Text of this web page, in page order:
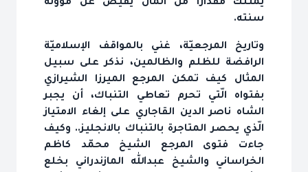
يمتلك مقداراً من المال يفيض عن مؤونة
سنته.
وتاريخ المرجعيّة، غني بالمواقف الإسلاميّة
الرافضة للظلم والظالمين، نذكر على سبيل
المثال كيف تمكن المرجع الميرزا الشيرازي
بفتواه الّتي تحرم تعاطي التنباك، أن يجبر
الشاه ناصر الدين القاجاري على إلغاء الامتياز
الّذي يحصر المتاجرة بالتنباك بالانجليز.. وكيف
جاءت فتوى المرجع الشيخ محمّد كاظم
الخراساني والشيخ عبدالله المازندراني بخلع